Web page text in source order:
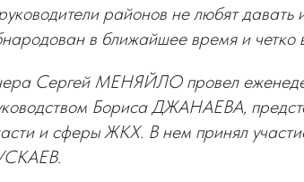
районов не любят давать
в ближайшее время и четко
Сергей МЕНЯЙЛО провел
Бориса ДЖАНАЕВА,
и сферы ЖКХ. В нем принял